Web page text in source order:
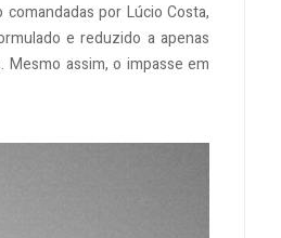
por Lúcio Costa,
e reduzido a apenas
assim, o impasse em